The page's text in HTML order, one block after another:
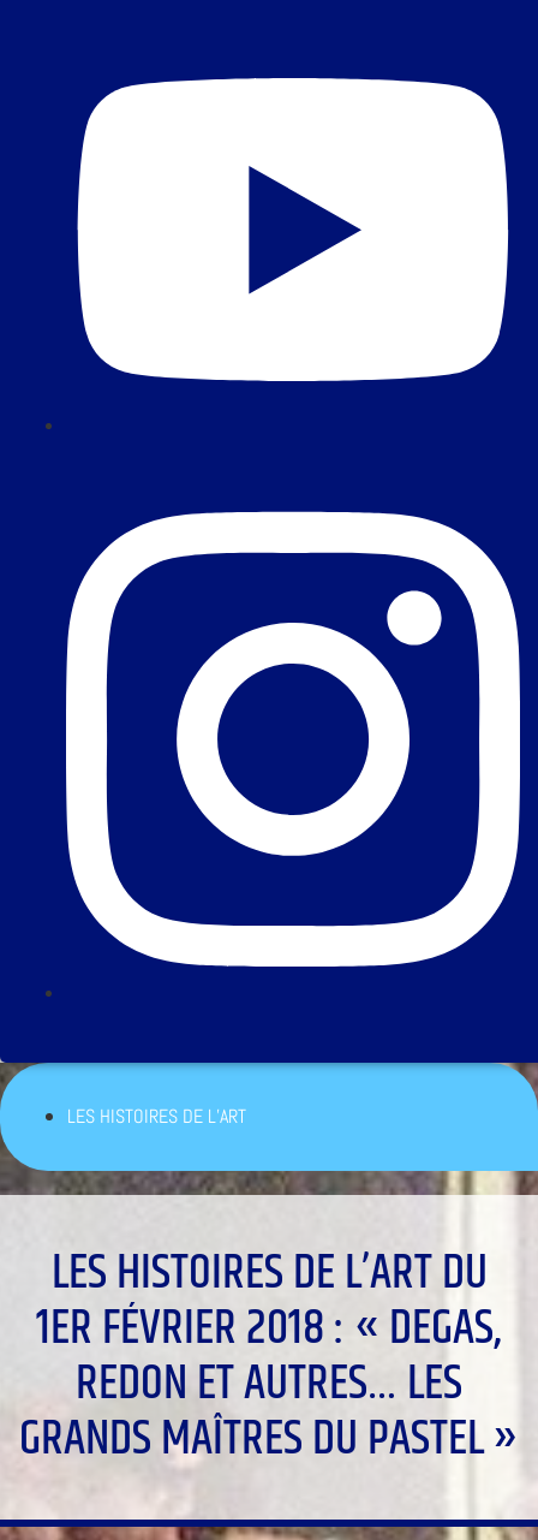
LES HISTOIRES DE L’ART
LES HISTOIRES DE L’ART DU
1ER FÉVRIER 2018 : « DEGAS,
REDON ET AUTRES… LES
GRANDS MAÎTRES DU PASTEL »